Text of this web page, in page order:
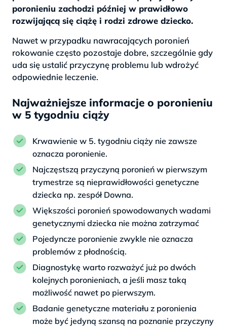
poronieniu zachodzi później w prawidłowo
rozwijającą się ciążę i rodzi zdrowe dziecko.
Nawet w przypadku nawracających poronień
rokowanie często pozostaje dobre, szczególnie gdy
uda się ustalić przyczynę problemu lub wdrożyć
odpowiednie leczenie.
Najważniejsze informacje o poronieniu
w 5 tygodniu ciąży
Krwawienie w 5. tygodniu ciąży nie zawsze
oznacza poronienie.
Najczęstszą przyczyną poronień w pierwszym
trymestrze są nieprawidłowości genetyczne
dziecka np. zespół Downa.
Większości poronień spowodowanych wadami
genetycznymi dziecka nie można zatrzymać
Pojedyncze poronienie zwykle nie oznacza
problemów z płodnością.
Diagnostykę warto rozważyć już po dwóch
kolejnych poronieniach, a jeśli masz taką
możliwość nawet po pierwszym.
Badanie genetyczne materiału z poronienia
może być jedyną szansą na poznanie przyczyny